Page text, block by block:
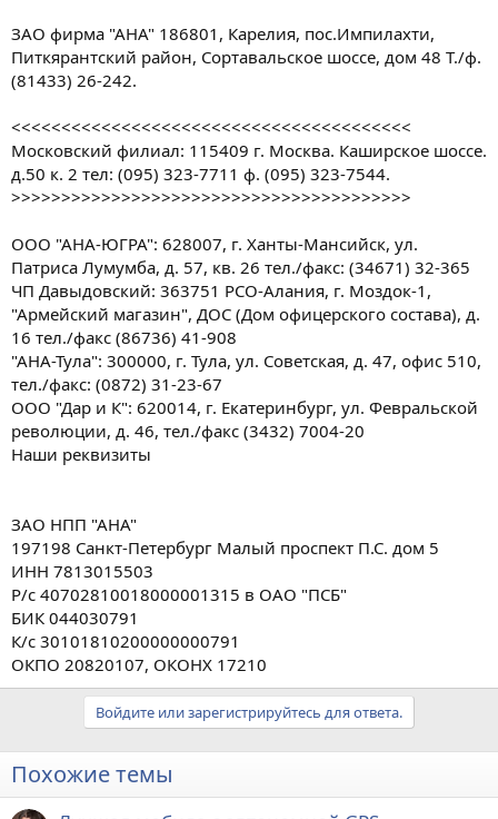
ЗАО фирма "АНА" 186801, Карелия, пос.Импилахти,
Питкярантский район, Сортавальское шоссе, дом 48 Т./ф.
(81433) 26-242.
<<<<<<<<<<<<<<<<<<<<<<<<<<<<<<<<<<<<<<<<
Московский филиал: 115409 г. Москва. Каширское шоссе.
д.50 к. 2 тел: (095) 323-7711 ф. (095) 323-7544.
>>>>>>>>>>>>>>>>>>>>>>>>>>>>>>>>>>>>>>>>
ООО "АНА-ЮГРА": 628007, г. Ханты-Мансийск, ул.
Патриса Лумумба, д. 57, кв. 26 тел./факс: (34671) 32-365
ЧП Давыдовский: 363751 РСО-Алания, г. Моздок-1,
"Армейский магазин", ДОС (Дом офицерского состава), д.
16 тел./факс (86736) 41-908
"АНА-Тула": 300000, г. Тула, ул. Советская, д. 47, офис 510,
тел./факс: (0872) 31-23-67
ООО "Дар и К": 620014, г. Екатеринбург, ул. Февральской
революции, д. 46, тел./факс (3432) 7004-20
Наши реквизиты
ЗАО НПП "АНА"
197198 Санкт-Петербург Малый проспект П.С. дом 5
ИНН 7813015503
Р/с 40702810018000001315 в ОАО "ПСБ"
БИК 044030791
К/с 30101810200000000791
ОКПО 20820107, ОКОНХ 17210
Войдите или зарегистрируйтесь для ответа.
Похожие темы